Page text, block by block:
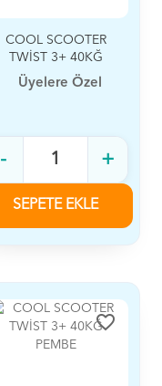
COOL SCOOTER
TWİST 3+ 40KĞ
SARI
Üyelere Özel
- +
SEPETE EKLE
favorite_border